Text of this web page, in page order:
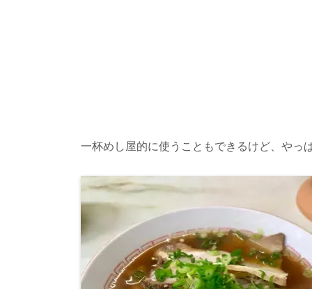
一杯めし屋的に使うこともできるけど、やっ